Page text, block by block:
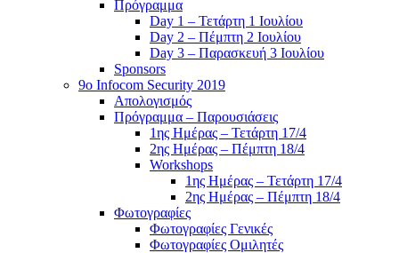
Πρόγραμμα
Day 1 – Τετάρτη 1 Ιουλίου
Day 2 – Πέμπτη 2 Ιουλίου
Day 3 – Παρασκευή 3 Ιουλίου
Sponsors
9ο Infocom Security 2019
Απολογισμός
Πρόγραμμα – Παρουσιάσεις
1ης Ημέρας – Τετάρτη 17/4
2ης Ημέρας – Πέμπτη 18/4
Workshops
1ης Ημέρας – Τετάρτη 17/4
2ης Ημέρας – Πέμπτη 18/4
Φωτογραφίες
Φωτογραφίες Γενικές
Φωτογραφίες Ομιλητές